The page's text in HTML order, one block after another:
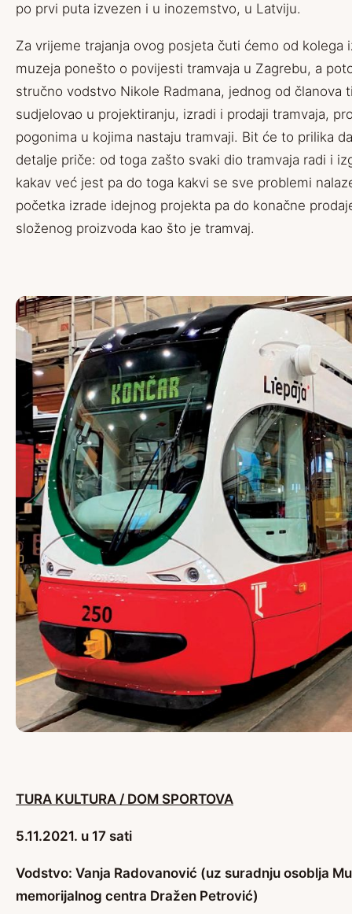
po prvi puta izvezen i u inozemstvo, u Latviju.
Za vrijeme trajanja ovog posjeta čuti ćemo od kolega
muzeja ponešto o povijesti tramvaja u Zagrebu, a
stručno vodstvo Nikole Radmana, jednog od članova
sudjelovao u projektiranju, izradi i prodaji tramvaja,
pogonima u kojima nastaju tramvaji. Bit će to prilika
detalje priče: od toga zašto svaki dio tramvaja radi i
kakav već jest pa do toga kakvi se sve problemi
početka izrade idejnog projekta pa do konačne
složenog proizvoda kao što je tramvaj.
TURA KULTURA / DOM SPORTOVA
5.11.2021. u 17 sati
Vodstvo: Vanja Radovanović (uz suradnju osoblja
memorijalnog centra Dražen Petrović)